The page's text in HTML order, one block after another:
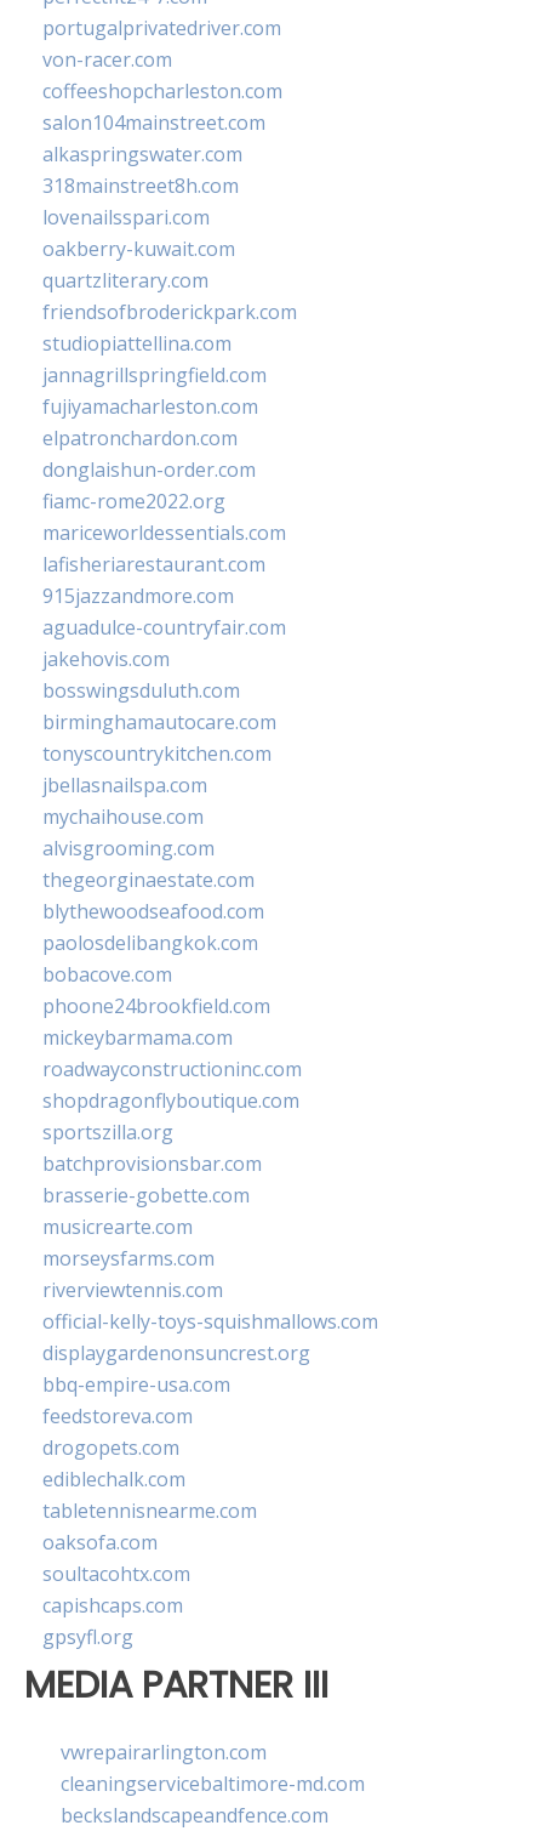
portugalprivatedriver.com
von-racer.com
coffeeshopcharleston.com
salon104mainstreet.com
alkaspringswater.com
318mainstreet8h.com
lovenailsspari.com
oakberry-kuwait.com
quartzliterary.com
friendsofbroderickpark.com
studiopiattellina.com
jannagrillspringfield.com
fujiyamacharleston.com
elpatronchardon.com
donglaishun-order.com
fiamc-rome2022.org
mariceworldessentials.com
lafisheriarestaurant.com
915jazzandmore.com
aguadulce-countryfair.com
jakehovis.com
bosswingsduluth.com
birminghamautocare.com
tonyscountrykitchen.com
jbellasnailspa.com
mychaihouse.com
alvisgrooming.com
thegeorginaestate.com
blythewoodseafood.com
paolosdelibangkok.com
bobacove.com
phoone24brookfield.com
mickeybarmama.com
roadwayconstructioninc.com
shopdragonflyboutique.com
sportszilla.org
batchprovisionsbar.com
brasserie-gobette.com
musicrearte.com
morseysfarms.com
riverviewtennis.com
official-kelly-toys-squishmallows.com
displaygardenonsuncrest.org
bbq-empire-usa.com
feedstoreva.com
drogopets.com
ediblechalk.com
tabletennisnearme.com
oaksofa.com
soultacohtx.com
capishcaps.com
gpsyfl.org
MEDIA PARTNER III
vwrepairarlington.com
cleaningservicebaltimore-md.com
beckslandscapeandfence.com